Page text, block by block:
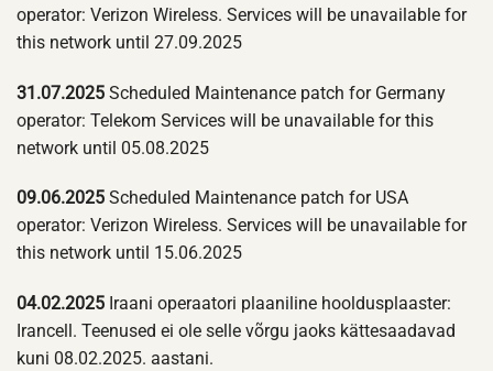
operator: Verizon Wireless. Services will be unavailable for
this network until 27.09.2025
31.07.2025 Scheduled Maintenance patch for Germany
operator: Telekom Services will be unavailable for this
network until 05.08.2025
09.06.2025 Scheduled Maintenance patch for USA
operator: Verizon Wireless. Services will be unavailable for
this network until 15.06.2025
04.02.2025 Iraani operaatori plaaniline hooldusplaaster:
Irancell. Teenused ei ole selle võrgu jaoks kättesaadavad
kuni 08.02.2025. aastani.